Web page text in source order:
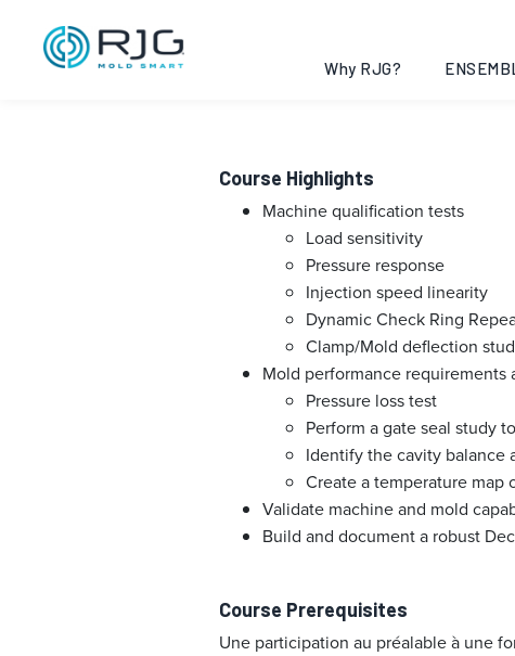
Why RJG?
DECOUPLED
Michigan,
Course Highlights
Machine qualification tests
Load sensitivity
Pressure response
Injection speed linearity
Dynamic Check Ring
Clamp/Mold deflection
Mold performance
Pressure loss test
Perform a gate seal study
Identify the cavity balance
Create a temperature map
Validate machine and mold
Build and document a robust
Course Prerequisites
Une participation au préalable à une